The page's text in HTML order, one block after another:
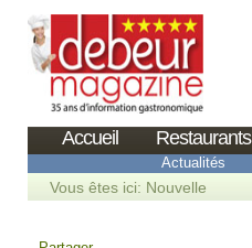
Accueil Restaurants
Actualités
Vous êtes ici: Nouvelle